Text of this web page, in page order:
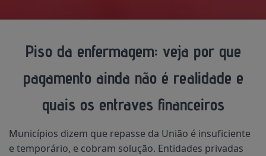
Piso da enfermagem: veja por que
pagamento ainda não é realidade e
quais os entraves financeiros
Municípios dizem que repasse da União é insuficiente
e temporário, e cobram solução. Entidades privadas